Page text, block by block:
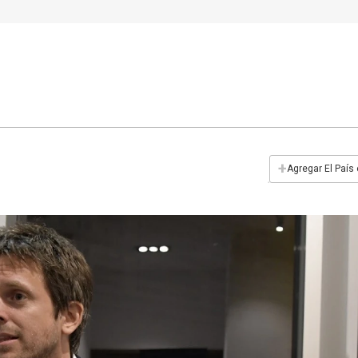
+Agregar El País